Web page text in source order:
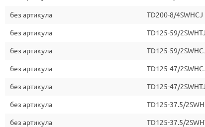
без артикула TD200-8/4SWHCJ
без артикула TD125-59/2SWHTJ
без артикула TD125-59/
без артикула TD125-47/
без артикула TD125-47/2SWHTJ
без артикула TD125-37.5/
без артикула TD125-37.5/